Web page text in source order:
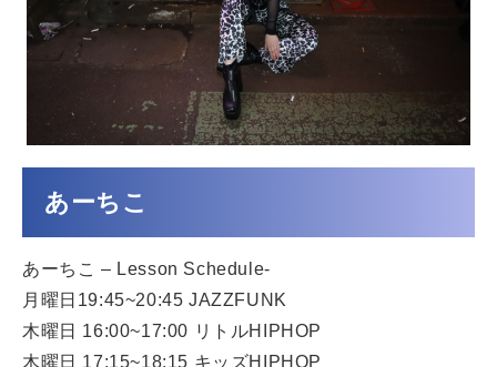
あーちこ
あーちこ – Lesson Schedule-
月曜日19:45~20:45 JAZZFUNK
木曜日 16:00~17:00 リトルHIPHOP
木曜日 17:15~18:15 キッズHIPHOP